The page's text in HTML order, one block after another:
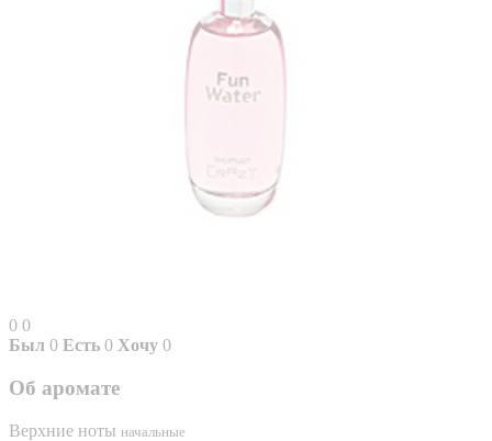
0 0
Был 0 Есть 0 Хочу 0
Об аромате
Верхние ноты начальные